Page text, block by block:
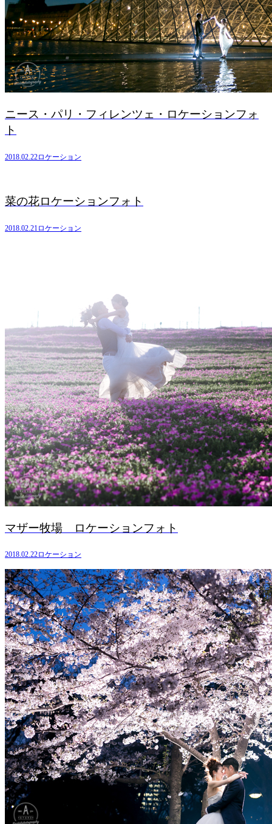
ニース・パリ・フィレンツェ・ロケーションフォ
ト
2018.02.22ロケーション
菜の花ロケーションフォト
2018.02.21ロケーション
マザー牧場 ロケーションフォト
2018.02.22ロケーション